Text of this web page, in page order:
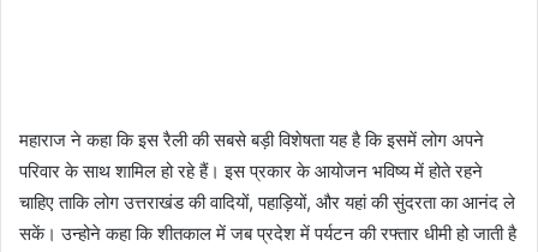
महाराज ने कहा कि इस रैली की सबसे बड़ी विशेषता यह है कि इसमें लोग अपने
परिवार के साथ शामिल हो रहे हैं। इस प्रकार के आयोजन भविष्य में होते रहने
चाहिए ताकि लोग उत्तराखंड की वादियों, पहाड़ियों, और यहां की सुंदरता का आनंद ले
सकें। उन्होने कहा कि शीतकाल में जब प्रदेश में पर्यटन की रफ्तार धीमी हो जाती है